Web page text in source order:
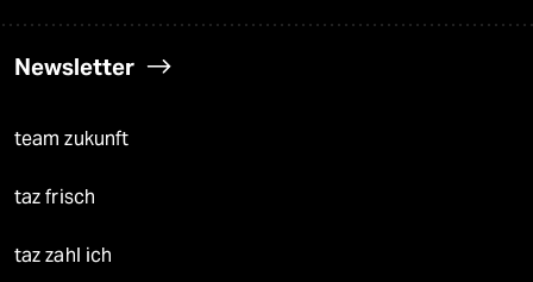
Newsletter
team zukunft
taz frisch
taz zahl ich